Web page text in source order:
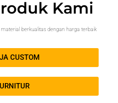
Kami
berkualitas dengan harga terbaik
CUSTOM